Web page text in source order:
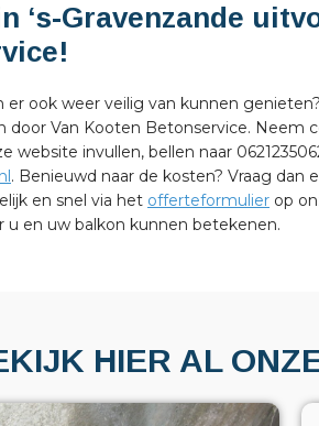
‘s-Gravenzande
ook weer veilig van kunnen
door Van Kooten Betonservice. Neem
website invullen, bellen naar
. Benieuwd naar de kosten? Vraag dan
en snel via het offerteformulier op
en uw balkon kunnen betekenen.
HIER AL